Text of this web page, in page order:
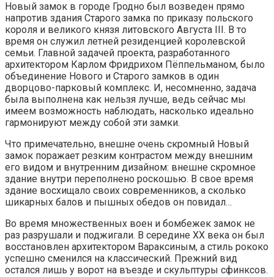
Новый замок в городе Гродно был возведен прямо
напротив здания Старого замка по приказу польского
короля и великого князя литовского Августа III. В то
время он служил летней резиденцией королевской
семьи. Главной задачей проекта, разработанного
архитектором Карлом Фридрихом Пёппельманом, было
объединение Нового и Старого замков в один
дворцово-парковый комплекс. И, несомненно, задача
была выполнена как нельзя лучше, ведь сейчас мы
имеем возможность наблюдать, насколько идеально
гармонируют между собой эти замки.
Что примечательно, внешне очень скромный Новый
замок поражает резким контрастом между внешним
его видом и внутренним дизайном: внешне скромное
здание внутри переполнено роскошью. В свое время
здание восхищало своих современников, а сколько
шикарных балов и пышных обедов он повидал…
Во время множественных воен и бомбежек замок не
раз разрушали и поджигали. В середине ХХ века он был
восстановлен архитектором Вараксиным, а стиль рококо
успешно сменился на классический. Прежний вид
остался лишь у ворот на въезде и скульптуры сфинксов.